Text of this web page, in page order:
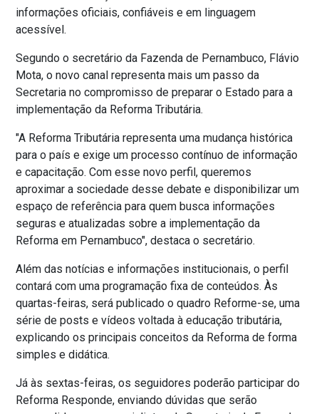
informações oficiais, confiáveis e em linguagem
acessível.
Segundo o secretário da Fazenda de Pernambuco, Flávio
Mota, o novo canal representa mais um passo da
Secretaria no compromisso de preparar o Estado para a
implementação da Reforma Tributária.
"A Reforma Tributária representa uma mudança histórica
para o país e exige um processo contínuo de informação
e capacitação. Com esse novo perfil, queremos
aproximar a sociedade desse debate e disponibilizar um
espaço de referência para quem busca informações
seguras e atualizadas sobre a implementação da
Reforma em Pernambuco", destaca o secretário.
Além das notícias e informações institucionais, o perfil
contará com uma programação fixa de conteúdos. Às
quartas-feiras, será publicado o quadro Reforme-se, uma
série de posts e vídeos voltada à educação tributária,
explicando os principais conceitos da Reforma de forma
simples e didática.
Já às sextas-feiras, os seguidores poderão participar do
Reforma Responde, enviando dúvidas que serão